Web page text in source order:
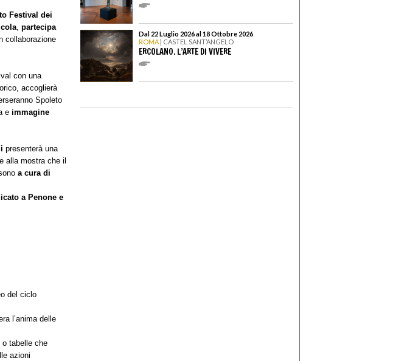
Festival dei
, partecipa
collaborazione
con una
accoglierà
Spoleto
e immagine
presenterà una
alla mostra che il
a cura di
a Penone e
del ciclo
l’anima delle
o tabelle che
azioni
Dal 22 Luglio 2026 al 18 Ottobre 2026
ROMA | CASTEL SANT’ANGELO
ERCOLANO. L’ARTE DI VIVERE